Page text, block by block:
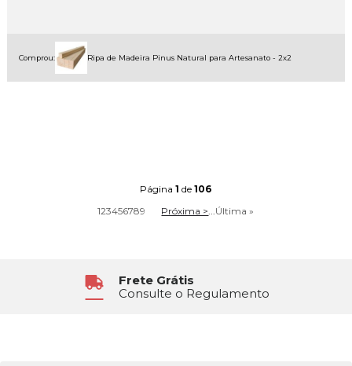
Comprou: Ripa de Madeira Pinus Natural para Artesanato - 2x2
Página1 de106
123456789 Próxima >...Última »
6x Sem Juros
No Cartão de Crédito